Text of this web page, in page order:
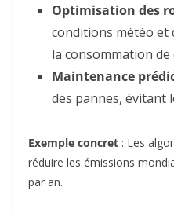
Optimisation des
conditions météo
la consommation
Maintenance
des pannes, évitant
Exemple concret : Les
réduire les émissions
par an.